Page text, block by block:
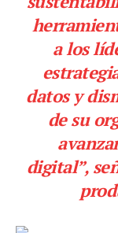
a los
datos y
de su
digital”,